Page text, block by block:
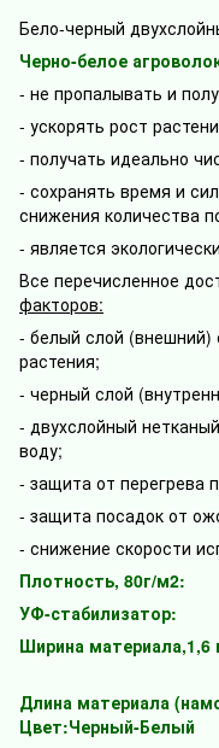
Бело-черный
Черно-белое
- не пропалывать и
- ускорять рост
- получать идеально
- сохранять время и
снижения количества
- является
Все перечисленное
факторов:
- белый слой
растения;
- черный слой
- двухслойный
воду;
- защита от перегрева
- защита посадок от
- снижение скорости
Плотность, 80г/м2:
УФ-стабилизатор:
Ширина материала,1,6
Длина материала
Цвет:Черный-Белый